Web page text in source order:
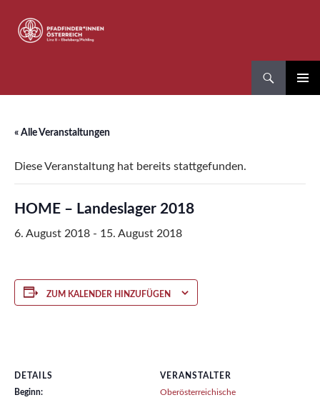
Inhalt
springen
« Alle Veranstaltungen
Diese Veranstaltung hat bereits stattgefunden.
HOME – Landeslager 2018
6. August 2018 - 15. August 2018
ZUM KALENDER HINZUFÜGEN
DETAILS
Beginn:
VERANSTALTER
Oberösterreichische